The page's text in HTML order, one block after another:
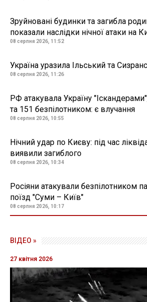
Зруйновані будинки та загибла
показали наслідки нічної атаки на
08 серпня 2026, 11:52
Україна уразила Ільський та
08 серпня 2026, 11:26
РФ атакувала Україну
та 151 безпілотником: є влучання
08 серпня 2026, 10:55
Нічний удар по Києву: під час
виявили загиблого
08 серпня 2026, 10:34
Росіяни атакували безпілотником
поїзд "Суми – Київ"
08 серпня 2026, 10:17
ВІДЕО »
27 квітня 2026